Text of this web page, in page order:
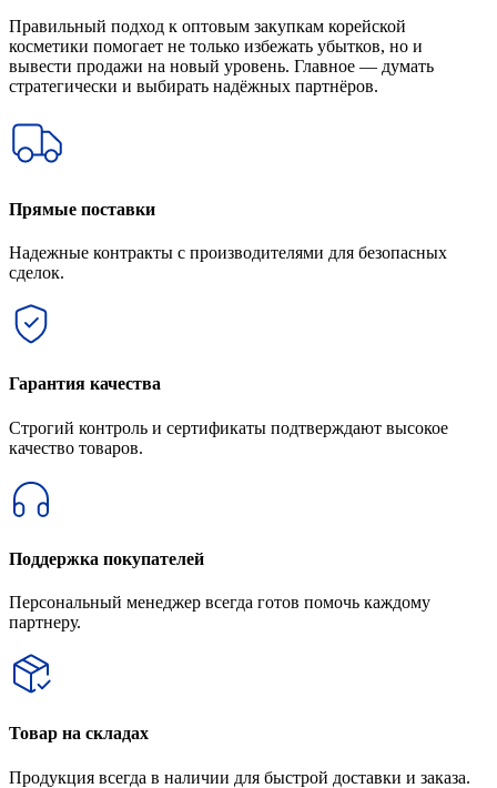
Правильный подход к оптовым закупкам корейской
косметики помогает не только избежать убытков, но и
вывести продажи на новый уровень. Главное — думать
стратегически и выбирать надёжных партнёров.
Прямые поставки
Надежные контракты с производителями для безопасных
сделок.
Гарантия качества
Строгий контроль и сертификаты подтверждают высокое
качество товаров.
Поддержка покупателей
Персональный менеджер всегда готов помочь каждому
партнеру.
Товар на складах
Продукция всегда в наличии для быстрой доставки и заказа.